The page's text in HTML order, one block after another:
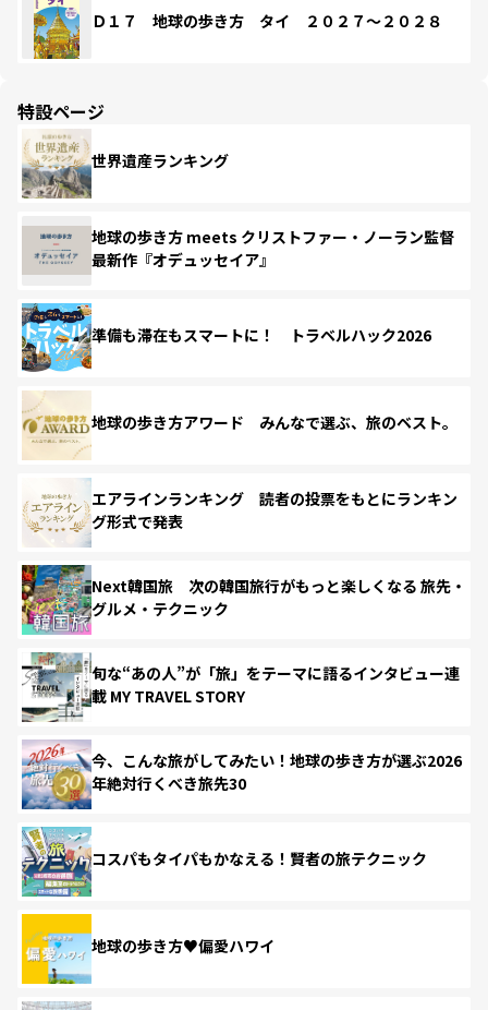
Ｄ１７ 地球の歩き方 タイ ２０２７～２０２８
特設ページ
世界遺産ランキング
地球の歩き方 meets クリストファー・ノーラン監督
最新作『オデュッセイア』
準備も滞在もスマートに！ トラベルハック2026
地球の歩き方アワード みんなで選ぶ、旅のベスト。
エアラインランキング 読者の投票をもとにランキン
グ形式で発表
Next韓国旅 次の韓国旅行がもっと楽しくなる 旅先・
グルメ・テクニック
旬な“あの人”が「旅」をテーマに語るインタビュー連
載 MY TRAVEL STORY
今、こんな旅がしてみたい！地球の歩き方が選ぶ2026
年絶対行くべき旅先30
コスパもタイパもかなえる！賢者の旅テクニック
地球の歩き方♥偏愛ハワイ